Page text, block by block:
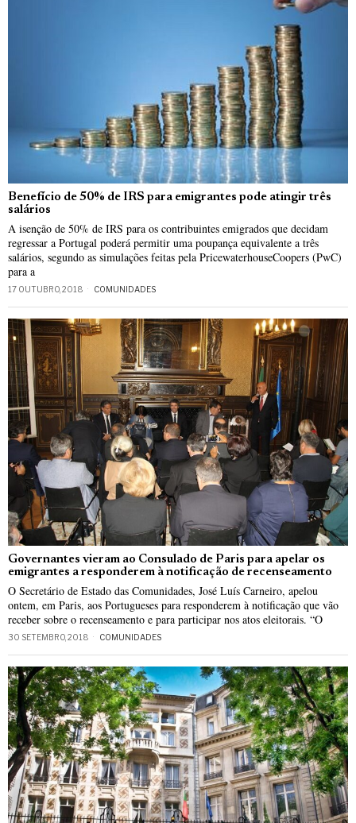
Benefício de 50% de IRS para emigrantes pode atingir três
salários
A isenção de 50% de IRS para os contribuintes emigrados que decidam
regressar a Portugal poderá permitir uma poupança equivalente a três
salários, segundo as simulações feitas pela PricewaterhouseCoopers (PwC)
para a
17 OUTUBRO, 2018 COMUNIDADES
Governantes vieram ao Consulado de Paris para apelar os
emigrantes a responderem à notificação de recenseamento
O Secretário de Estado das Comunidades, José Luís Carneiro, apelou
ontem, em Paris, aos Portugueses para responderem à notificação que vão
receber sobre o recenseamento e para participar nos atos eleitorais. “O
30 SETEMBRO, 2018 COMUNIDADES